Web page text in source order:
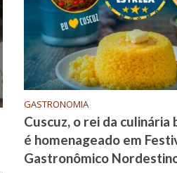
GASTRONOMIA
Cuscuz, o rei da culinária
é homenageado em
Gastronômico